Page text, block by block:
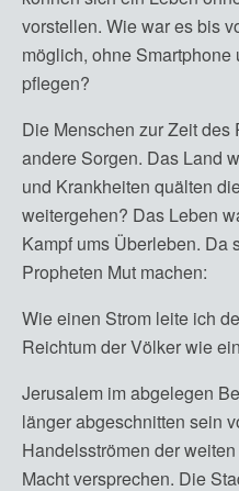
vorstellen. Wie war es bis
möglich, ohne
pflegen?
Die Menschen zur Zeit des
andere Sorgen. Das Land
und Krankheiten quälten
weitergehen? Das Leben
Kampf ums Überleben. Da
Propheten Mut machen:
Wie einen Strom leite ich
Reichtum der Völker wie
Jerusalem im abgelegen
länger abgeschnitten sein
Handelsströmen der
Macht versprechen. Die